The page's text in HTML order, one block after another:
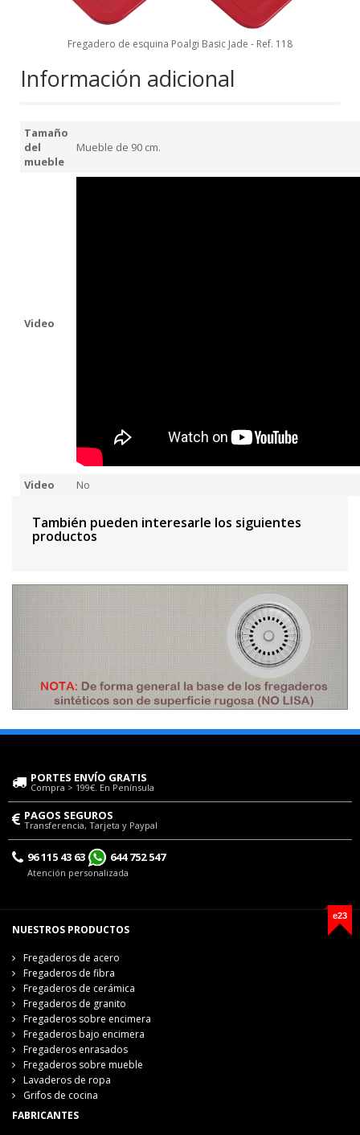
Fregadero de esquina Poalgi Basic Jade - Ref. 118
Información adicional
Tamaño
del
mueble
Mueble de 90 cm.
Video
Video No
También pueden interesarle los siguientes
productos
PORTES ENVÍO GRATIS
Compra > 199€. En Península
PAGOS SEGUROS
Transferencia, Tarjeta y Paypal
96 115 43 63 644 752 547
Atención personalizada
e23
NUESTROS PRODUCTOS
Fregaderos de acero
Fregaderos de fibra
Fregaderos de cerámica
Fregaderos de granito
Fregaderos sobre encimera
Fregaderos bajo encimera
Fregaderos enrasados
Fregaderos sobre mueble
Lavaderos de ropa
Grifos de cocina
FABRICANTES